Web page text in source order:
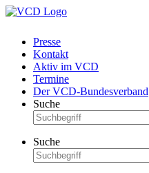
Presse
Kontakt
Aktiv im VCD
Termine
Der VCD-Bundesverband
Suche
Suche